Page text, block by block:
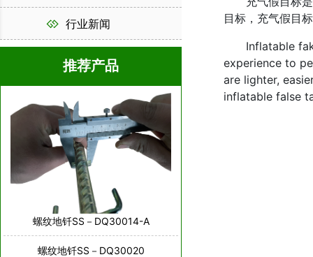
目标，充气假目
Inflatable fake
experience to
are lighter,
inflatable false
行业新闻
推荐产品
螺纹地钎SS－DQ30014-A
螺纹地钎SS－DQ30020